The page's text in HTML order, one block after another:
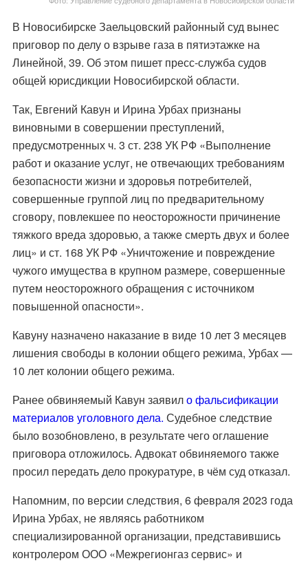
В Новосибирске Заельцовский районный суд вынес
приговор по делу о взрыве газа в пятиэтажке на
Линейной, 39. Об этом пишет пресс-служба судов
общей юрисдикции Новосибирской области.
Так, Евгений Кавун и Ирина Урбах признаны
виновными в совершении преступлений,
предусмотренных ч. 3 ст. 238 УК РФ «Выполнение
работ и оказание услуг, не отвечающих требованиям
безопасности жизни и здоровья потребителей,
совершенные группой лиц по предварительному
сговору, повлекшее по неосторожности причинение
тяжкого вреда здоровью, а также смерть двух и более
лиц» и ст. 168 УК РФ «Уничтожение и повреждение
чужого имущества в крупном размере, совершенные
путем неосторожного обращения с источником
повышенной опасности».
Кавуну назначено наказание в виде 10 лет 3 месяцев
лишения свободы в колонии общего режима, Урбах —
10 лет колонии общего режима.
Ранее обвиняемый Кавун заявило фальсификации
материалов уголовного дела. Судебное следствие
было возобновлено, в результате чего оглашение
приговора отложилось. Адвокат обвиняемого также
просил передать дело прокуратуре, в чём суд отказал.
Напомним, по версии следствия, 6 февраля 2023 года
Ирина Урбах, не являясь работником
специализированной организации, представившись
контролером ООО «Межрегионгаз сервис» и